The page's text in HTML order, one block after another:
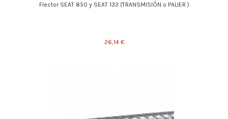
Flector SEAT 850 y SEAT 133 (TRANSMISIÓN o PALIER )
26,14 €